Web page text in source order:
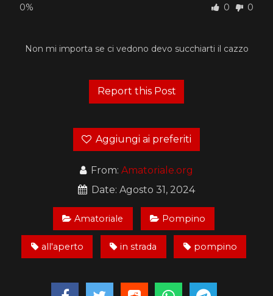
0% 0 0
Non mi importa se ci vedono devo succhiarti il cazzo
Aggiungi ai preferiti
From: Amatoriale.org
Date: Agosto 31, 2024
Amatoriale Pompino
all'aperto in strada pompino